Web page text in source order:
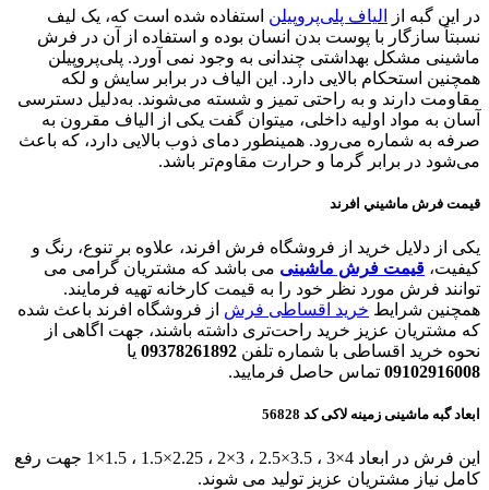
در این گبه از الیاف پلی‌پروپیلن استفاده شده است که، یک لیف
نسبتاً سازگار با پوست بدن انسان بوده و استفاده از آن در فرش
ماشینی مشکل بهداشتی چندانی به وجود نمی آورد. پلی‌پروپیلن
همچنین استحکام بالایی دارد. این الیاف در برابر سایش و لکه‌
مقاومت دارند و به راحتی تمیز و شسته می‌شوند. به‌دلیل دسترسی
آسان به مواد اولیه داخلی، میتوان گفت یکی از الیاف مقرون به
صرفه به شماره می‌رود. همینطور دمای ذوب بالایی دارد، که باعث
می‌شود در برابر گرما و حرارت مقاوم‌تر باشد.
قيمت فرش ماشيني افرند
یکی از دلایل خرید از فروشگاه فرش افرند، علاوه بر تنوع، رنگ و
کیفیت، قیمت فرش ماشینی می باشد که مشتریان گرامی می
توانند فرش مورد نظر خود را به قیمت کارخانه تهیه فرمایند.
همچنین شرایط خرید اقساطی فرش از فروشگاه افرند باعث شده
که مشتریان عزیز خرید راحت‌تری داشته باشند، جهت اگاهی از
نحوه خرید اقساطی با شماره تلفن 09378261892 یا
09102916008 تماس حاصل فرمایید.
ابعاد گبه ماشینی زمینه لاکی کد 56828
این فرش در ابعاد 4×3 ، 3.5×2.5 ، 3×2 ، 2.25×1.5 ، 1.5×1 جهت رفع
کامل نیاز مشتریان عزیز تولید می شوند.